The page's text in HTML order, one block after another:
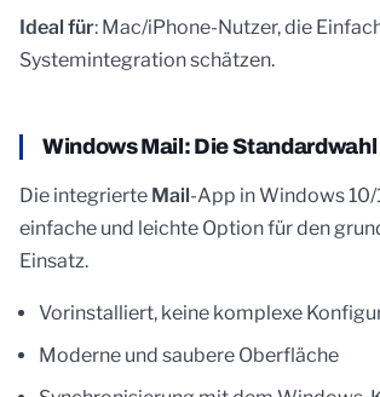
Ideal für: Mac/iPhone-Nutzer, die
Systemintegration schätzen.
Windows Mail: Die Standardwahl
Die integrierte Mail-App in Windows 10/
einfache und leichte Option für den
Einsatz.
Vorinstalliert, keine komplexe
Moderne und saubere Oberfläche